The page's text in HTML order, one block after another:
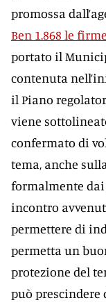
promossa
Ben 1.868 le
portato il
contenuta
il Piano
viene
confermato di
tema, anche
formalmente
incontro
permettere di
permetta un
protezione del
può prescindere